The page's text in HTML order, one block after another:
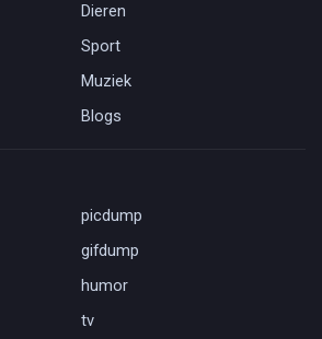
Dieren
Sport
Muziek
Blogs
picdump
gifdump
humor
tv